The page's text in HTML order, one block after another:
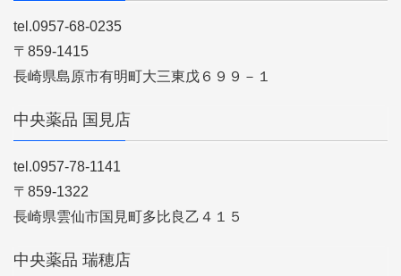
tel.0957-68-0235
〒859-1415
長崎県島原市有明町大三東戊６９９－１
中央薬品 国見店
tel.0957-78-1141
〒859-1322
長崎県雲仙市国見町多比良乙４１５
中央薬品 瑞穂店